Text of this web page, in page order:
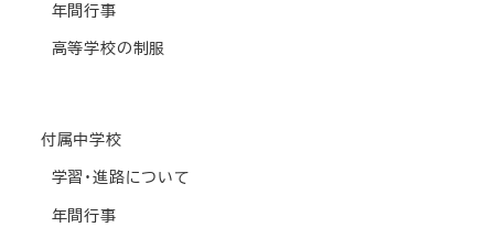
年間行事
高等学校の制服
付属中学校
学習・進路について
年間行事